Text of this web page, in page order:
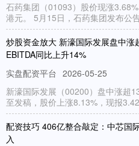
石药集团（01093）股价现涨
港元。 5月15日，石药集团发布公
炒股资金放大 新濠国际发展盘中
EBITDA同比上升14%
实盘配资平台 2026-05-25
新濠国际发展（00200）盘中涨超
至发稿，股价上涨8.13%，现报
配资技巧 406亿整合敲定：中芯国
入